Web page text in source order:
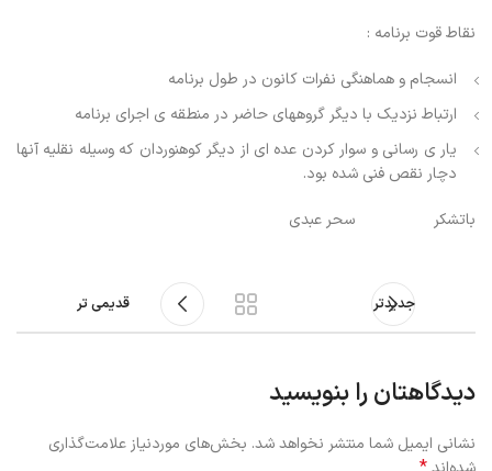
نقاط قوت برنامه :
انسجام و هماهنگی نفرات کانون در طول برنامه
ارتباط نزدیک با دیگر گروههای حاضر در منطقه ی اجرای برنامه
یار ی رسانی و سوار کردن عده ای از دیگر کوهنوردان که وسیله نقلیه آنها
دچار نقص فنی شده بود.
باتشکر سحر عبدی
جدیدتر قدیمی تر
دیدگاهتان را بنویسید
نشانی ایمیل شما منتشر نخواهد شد. بخش‌های موردنیاز علامت‌گذاری